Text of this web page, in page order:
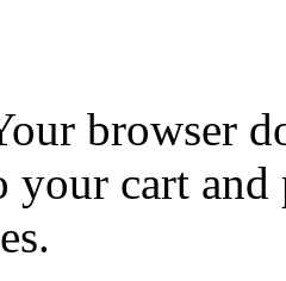
browser
cart and